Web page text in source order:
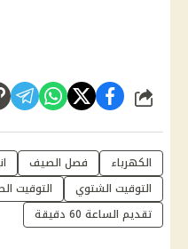
شارك
الكهرباء فصل الصيف
التوقيت الشتوي
التوقيت
تقديم الساعة 60 دقيقة